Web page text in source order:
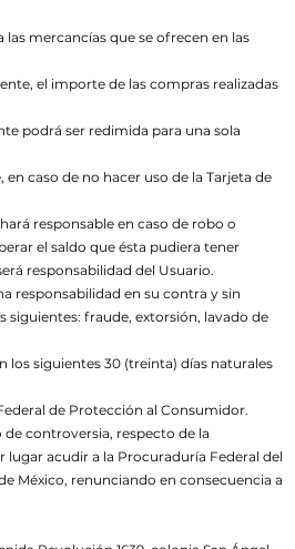
mercancías que se ofrecen en las
el importe de las compras realizadas
podrá ser redimida para una sola
caso de no hacer uso de la Tarjeta de
responsable en caso de robo o
el saldo que ésta pudiera tener
responsabilidad del Usuario.
responsabilidad en su contra y sin
siguientes: fraude, extorsión, lavado de
los siguientes 30 (treinta) días naturales
de Protección al Consumidor.
controversia, respecto de la
acudir a la Procuraduría Federal del
México, renunciando en consecuencia a